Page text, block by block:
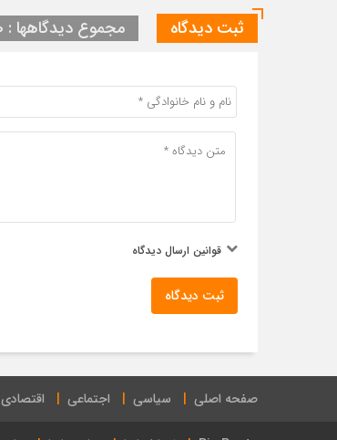
ثبت دیدگاه مجموع دیدگاهها : 0
قوانین ارسال دیدگاه
ثبت دیدگاه
صفحه اصلی سیاسی اجتماعی اقتصادی